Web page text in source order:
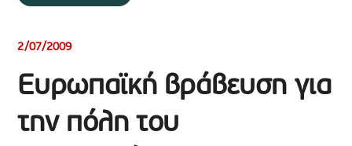
2/07/2009
Ευρωπαϊκή βράβευση για
την πόλη του